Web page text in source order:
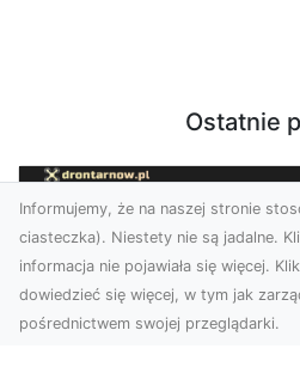
Ostatnie
Informujemy, że na naszej stronie
ciasteczka). Niestety nie są jadalne.
informacja nie pojawiała się więcej.
dowiedzieć się więcej, w tym jak
pośrednictwem swojej przeglądarki.